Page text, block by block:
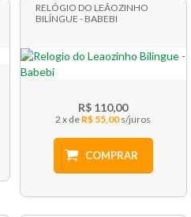
RELÓGIO DO LEÃOZINHO
BILÍNGUE - BABEBI
R$ 110,00
2 x R$ 55,00
COMPRAR